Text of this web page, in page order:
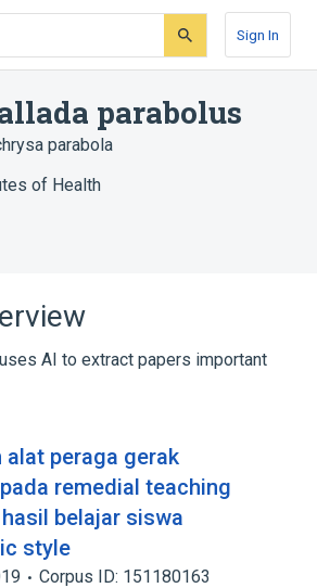
Sign In
parabolus
parabola
of Health
AI to extract papers important
alat peraga gerak
remedial teaching
belajar siswa
style
Corpus ID: 151180163